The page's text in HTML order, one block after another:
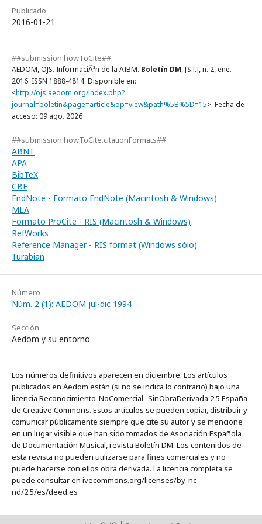
Publicado
2016-01-21
##submission.howToCite##
AEDOM, OJS. InformaciÃ³n de la AIBM. Boletín DM, [S.l.], n. 2, ene.
2016. ISSN 1888-4814. Disponible en:
<http://ojs.aedom.org/index.php?
journal=boletin&page=article&op=view&path%5B%5D=15>. Fecha de
acceso: 09 ago. 2026
##submission.howToCite.citationFormats##
ABNT
APA
BibTeX
CBE
EndNote - Formato EndNote (Macintosh & Windows)
MLA
Formato ProCite - RIS (Macintosh & Windows)
RefWorks
Reference Manager - RIS format (Windows sólo)
Turabian
Número
Núm. 2 (1): AEDOM jul-dic 1994
Sección
Aedom y su entorno
Los números definitivos aparecen en diciembre. Los artículos
publicados en Aedom están (si no se indica lo contrario) bajo una
licencia Reconocimiento-NoComercial- SinObraDerivada 2.5 España
de Creative Commons. Estos artículos se pueden copiar, distribuir y
comunicar públicamente siempre que cite su autor y se mencione
en un lugar visible que han sido tomados de Asociación Española
de Documentación Musical, revista Boletín DM. Los contenidos de
esta revista no pueden utilizarse para fines comerciales y no
puede hacerse con ellos obra derivada. La licencia completa se
puede consultar en ivecommons.org/licenses/by-nc-
nd/2.5/es/deed.es